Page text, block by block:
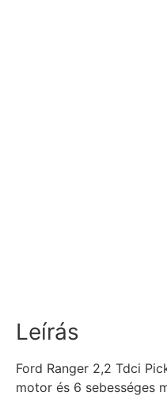
Leírás
Ford Ranger 2,2 Tdci
motor és 6 sebességes